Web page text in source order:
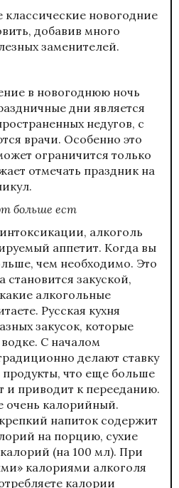
новогодние
добавив много
заменителей.
в новогоднюю ночь
дни является
недугов, с
врачи. Особенно это
ограничится только
отмечать праздник на
больше ест
алкоголь
аппетит. Когда вы
чем необходимо. Это
становится закуской,
алкогольные
Русская кухня
закусок, которые
С началом
делают ставку
что еще больше
и приводит к перееданию.
очень калорийный.
напиток содержит
на порцию, сухие
(на 100 мл). При
калориями алкоголя
калории